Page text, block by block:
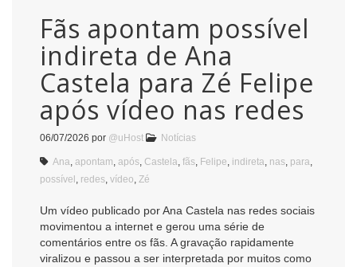
Fãs apontam possível
indireta de Ana
Castela para Zé Felipe
após vídeo nas redes
06/07/2026 por @uHost Notícias
Ana, apontam, após, Castela, fãs, Felipe, indireta, nas, para,
possível , redes, vídeo, Zé
Um vídeo publicado por Ana Castela nas redes sociais
movimentou a internet e gerou uma série de
comentários entre os fãs. A gravação rapidamente
viralizou e passou a ser interpretada por muitos como